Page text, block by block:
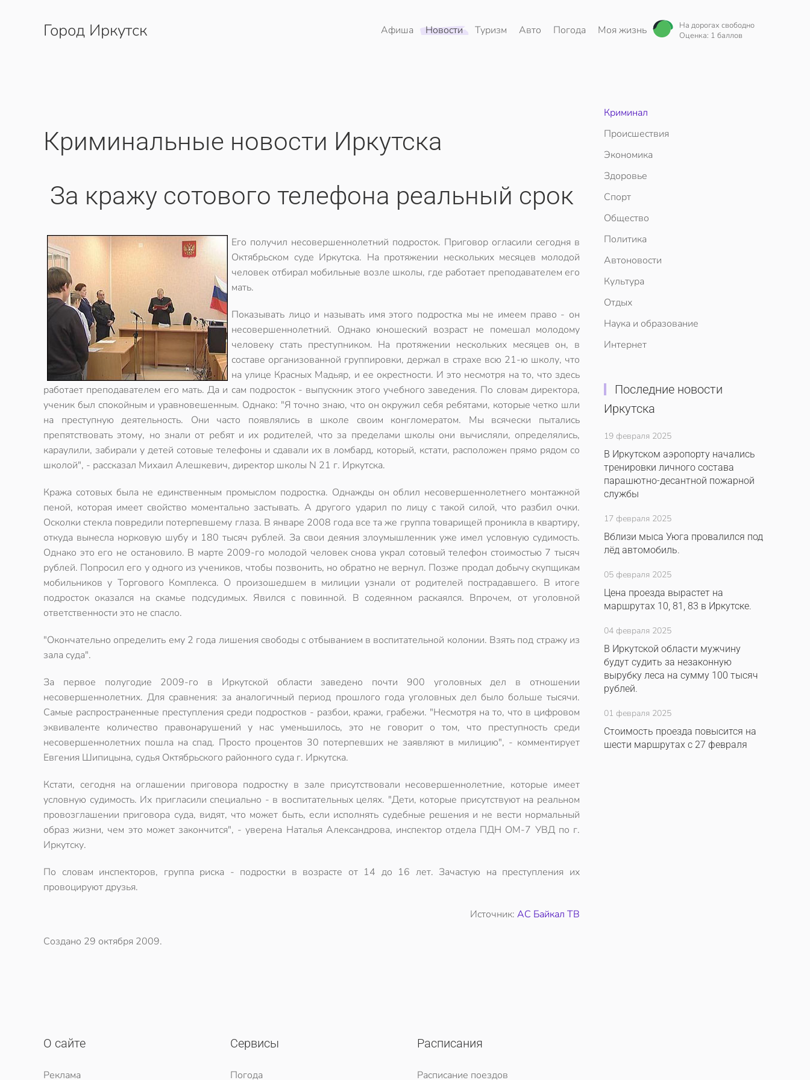
Перейти к содержимому
Город Иркутск Афиша Новости Туризм Авто Погода Моя жизнь
На дорогах свободно
Оценка: 1 баллов
Криминальные новости Иркутска
За кражу сотового телефона реальный срок
Его получил несовершеннолетний подросток. Приговор огласили сегодня в
Октябрьском суде Иркутска. На протяжении нескольких месяцев молодой
человек отбирал мобильные возле школы, где работает преподавателем его
мать.
Показывать лицо и называть имя этого подростка мы не имеем право - он
несовершеннолетний. Однако юношеский возраст не помешал молодому
человеку стать преступником. На протяжении нескольких месяцев он, в
составе организованной группировки, держал в страхе всю 21-ю школу, что
на улице Красных Мадьяр, и ее окрестности. И это несмотря на то, что здесь
работает преподавателем его мать. Да и сам подросток - выпускник этого учебного заведения. По словам директора,
ученик был спокойным и уравновешенным. Однако: "Я точно знаю, что он окружил себя ребятами, которые четко шли
на преступную деятельность. Они часто появлялись в школе своим конгломератом. Мы всячески пытались
препятствовать этому, но знали от ребят и их родителей, что за пределами школы они вычисляли, определялись,
караулили, забирали у детей сотовые телефоны и сдавали их в ломбард, который, кстати, расположен прямо рядом со
школой", - рассказал Михаил Алешкевич, директор школы N 21 г. Иркутска.
Кража сотовых была не единственным промыслом подростка. Однажды он облил несовершеннолетнего монтажной
пеной, которая имеет свойство моментально застывать. А другого ударил по лицу с такой силой, что разбил очки.
Осколки стекла повредили потерпевшему глаза. В январе 2008 года все та же группа товарищей проникла в квартиру,
откуда вынесла норковую шубу и 180 тысяч рублей. За свои деяния злоумышленник уже имел условную судимость.
Однако это его не остановило. В марте 2009-го молодой человек снова украл сотовый телефон стоимостью 7 тысяч
рублей. Попросил его у одного из учеников, чтобы позвонить, но обратно не вернул. Позже продал добычу скупщикам
мобильников у Торгового Комплекса. О произошедшем в милиции узнали от родителей пострадавшего. В итоге
подросток оказался на скамье подсудимых. Явился с повинной. В содеянном раскаялся. Впрочем, от уголовной
ответственности это не спасло.
"Окончательно определить ему 2 года лишения свободы с отбыванием в воспитательной колонии. Взять под стражу из
зала суда".
За первое полугодие 2009-го в Иркутской области заведено почти 900 уголовных дел в отношении
несовершеннолетних. Для сравнения: за аналогичный период прошлого года уголовных дел было больше тысячи.
Самые распространенные преступления среди подростков - разбои, кражи, грабежи. "Несмотря на то, что в цифровом
эквиваленте количество правонарушений у нас уменьшилось, это не говорит о том, что преступность среди
несовершеннолетних пошла на спад. Просто процентов 30 потерпевших не заявляют в милицию", - комментирует
Евгения Шипицына, судья Октябрьского районного суда г. Иркутска.
Кстати, сегодня на оглашении приговора подростку в зале присутствовали несовершеннолетние, которые имеет
условную судимость. Их пригласили специально - в воспитательных целях. "Дети, которые присутствуют на реальном
провозглашении приговора суда, видят, что может быть, если исполнять судебные решения и не вести нормальный
образ жизни, чем это может закончится", - уверена Наталья Александрова, инспектор отдела ПДН ОМ-7 УВД по г.
Иркутску.
По словам инспекторов, группа риска - подростки в возрасте от 14 до 16 лет. Зачастую на преступления их
провоцируют друзья.
Источник: АС Байкал ТВ
Создано 29 октября 2009.
Криминал
Происшествия
Экономика
Здоровье
Спорт
Общество
Политика
Автоновости
Культура
Отдых
Наука и образование
Интернет
Последние новости
Иркутска
19 февраля 2025
В Иркутском аэропорту начались
тренировки личного состава
парашютно-десантной пожарной
службы
17 февраля 2025
Вблизи мыса Уюга провалился под
лёд автомобиль.
05 февраля 2025
Цена проезда вырастет на
маршрутах 10, 81, 83 в Иркутске.
04 февраля 2025
В Иркутской области мужчину
будут судить за незаконную
вырубку леса на сумму 100 тысяч
рублей.
01 февраля 2025
Стоимость проезда повысится на
шести маршрутах с 27 февраля
О сайте
Реклама
Сервисы
Погода
Расписания
Расписание поездов